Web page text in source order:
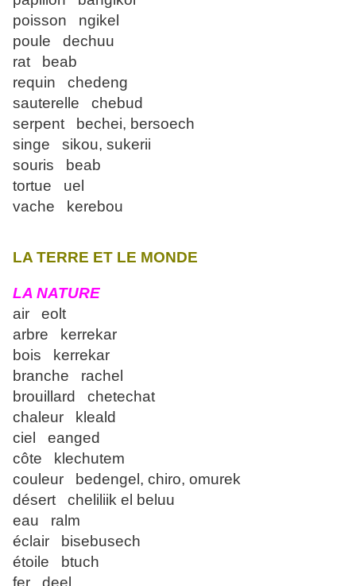
poisson ngikel
poule dechuu
rat beab
requin chedeng
sauterelle chebud
serpent bechei, bersoech
singe sikou, sukerii
souris beab
tortue uel
vache kerebou
LA TERRE ET LE MONDE
LA NATURE
air eolt
arbre kerrekar
bois kerrekar
branche rachel
brouillard chetechat
chaleur kleald
ciel eanged
côte klechutem
couleur bedengel, chiro, omurek
désert cheliliik el beluu
eau ralm
éclair bisebusech
étoile btuch
fer deel